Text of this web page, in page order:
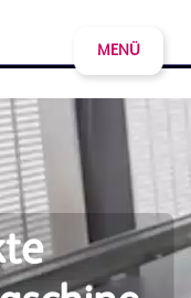
MENÜ